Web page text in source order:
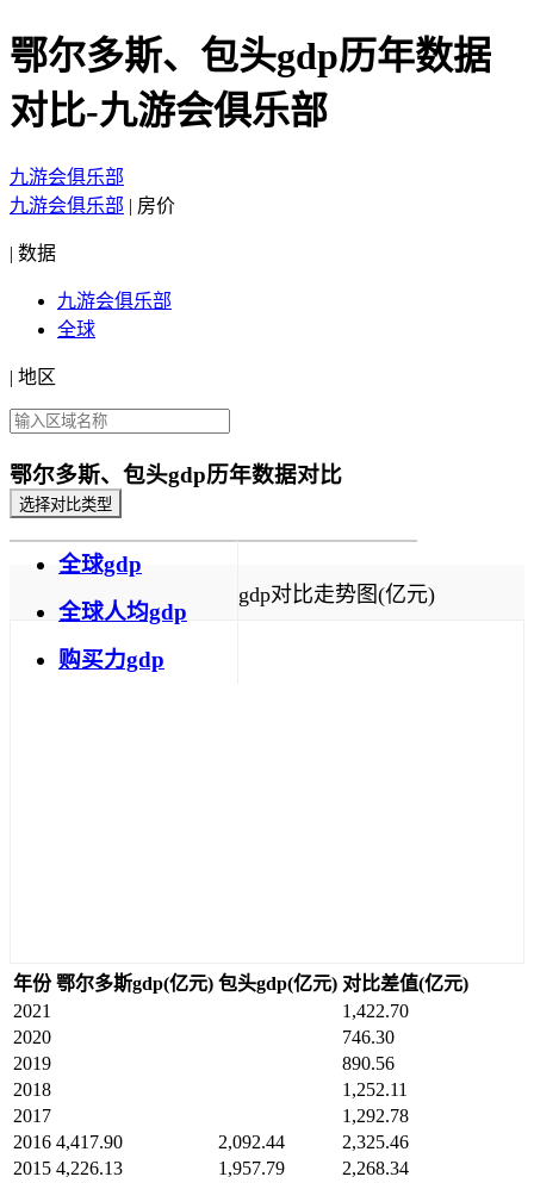
鄂尔多斯、包头gdp历年数据
对比-九游会俱乐部
九游会俱乐部
九游会俱乐部 | 房价
| 数据
九游会俱乐部
全球
| 地区
鄂尔多斯、包头gdp历年数据对比
选择对比类型
全球gdp
全球人均gdp
购买力gdp
gdp对比走势图(亿元)
年份 鄂尔多斯gdp(亿元) 包头gdp(亿元) 对比差值(亿元)
2021
1,422.70
2020
746.30
2019
890.56
2018
1,252.11
2017
1,292.78
2016 4,417.90 2,092.44
2,325.46
2015 4,226.13 1,957.79
2,268.34